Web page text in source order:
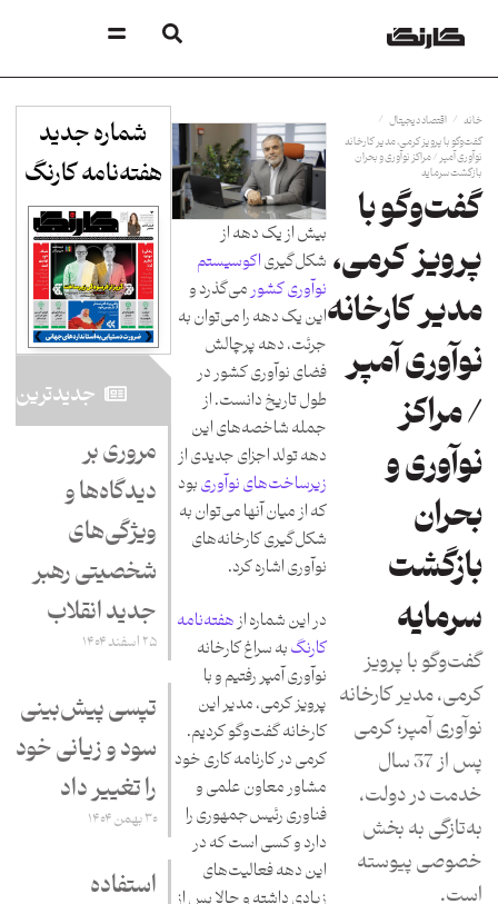
خانه / اقتصاد دیجیتال /
گفت‌و‌گو با پرویز کرمی، مدیر کارخانه
نوآوری آمپر / مراکز نوآوری و بحران
بازگشت سرمایه
گفت‌و‌گو با
پرویز کرمی،
مدیر کارخانه
نوآوری آمپر
/ مراکز
نوآوری و
بحران
بازگشت
سرمایه
گفت‌و‌گو با پرویز
کرمی، مدیر کارخانه
نوآوری آمپر؛ کرمی
پس از 37 سال
خدمت در دولت،
به‌تازگی به بخش
خصوصی پیوسته
است.
بیش از یک دهه از
شکل‌گیریاکوسیستم
نوآوری کشورمی‌گذرد و
این یک دهه را می‌توان به‌
جرئت، دهه پرچالش
فضای نوآوری کشور در
طول تاریخ دانست. از
جمله شاخصه‌های این
دهه تولد اجزای جدیدی از
زیرساخت‌های نوآوریبود
که از میان آنها می‌توان به
شکل‌گیری کارخانه‌های
نوآوری اشاره کرد.
در این شماره ازهفته‌نامه
کارنگبه سراغ کارخانه
نوآوری آمپر رفتیم و با
پرویز کرمی، مدیر این
کارخانه گفت‌وگو کردیم.
کرمی در کارنامه کاری خود
مشاور معاون علمی و
فناوری رئیس‌جمهوری را
دارد و کسی است که در
این دهه فعالیت‌های
زیادی داشته و حالا پس از
شماره جدید
هفته‌نامه کارنگ​
جدید‌ترین
مروری بر
دیدگاه‌ها و
ویژگی‌های
شخصیتی رهبر
جدید انقلاب
۲۵ اسفند ۱۴۰۴
تپسی پیش‌بینی
سود و زیانی خود
را تغییر داد
۳۰ بهمن ۱۴۰۴
استفاده